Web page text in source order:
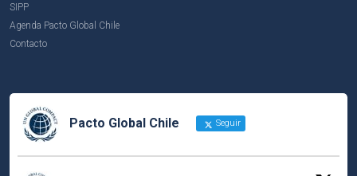
SIPP
Agenda Pacto Global Chile
Contacto
Pacto Global Chile Seguir